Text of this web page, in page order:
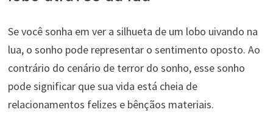
Se você sonha em ver a silhueta de um lobo uivando na
lua, o sonho pode representar o sentimento oposto. Ao
contrário do cenário de terror do sonho, esse sonho
pode significar que sua vida está cheia de
relacionamentos felizes e bênçãos materiais.